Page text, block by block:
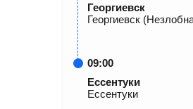
Георгиевск
Георгиевск
09:00
Ессентуки
Ессентуки